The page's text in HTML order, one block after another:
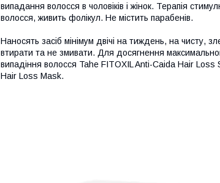
випадання волосся в чоловіків і жінок. Терапія
волосся, живить фолікул. Не містить парабенів.
Наносять засіб мінімум двічі на тиждень, на чисту,
втирати та не змивати. Для досягнення
випадіння волосся Tahe FITOXIL Anti-Caida Hair
Hair Loss Mask.